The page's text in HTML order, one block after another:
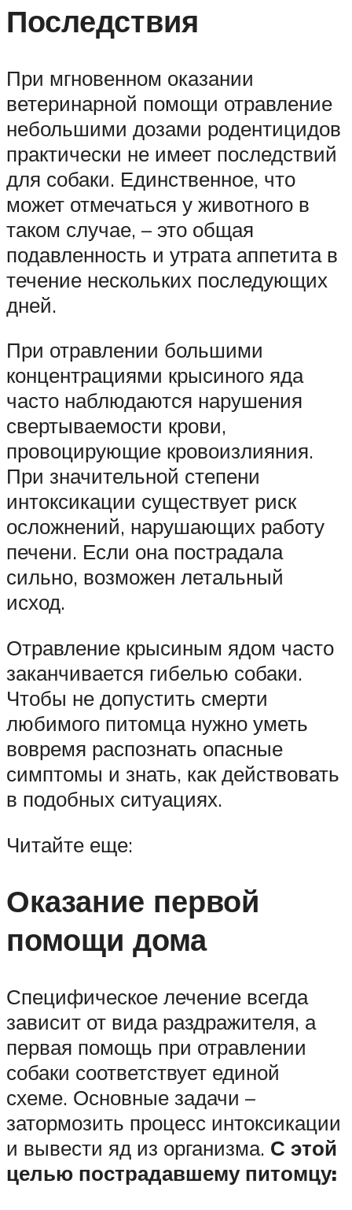
Последствия
При мгновенном оказании
ветеринарной помощи отравление
небольшими дозами родентицидов
практически не имеет последствий
для собаки. Единственное, что
может отмечаться у животного в
таком случае, – это общая
подавленность и утрата аппетита в
течение нескольких последующих
дней.
При отравлении большими
концентрациями крысиного яда
часто наблюдаются нарушения
свертываемости крови,
провоцирующие кровоизлияния.
При значительной степени
интоксикации существует риск
осложнений, нарушающих работу
печени. Если она пострадала
сильно, возможен летальный
исход.
Отравление крысиным ядом часто
заканчивается гибелью собаки.
Чтобы не допустить смерти
любимого питомца нужно уметь
вовремя распознать опасные
симптомы и знать, как действовать
в подобных ситуациях.
Читайте еще:
Оказание первой
помощи дома
Специфическое лечение всегда
зависит от вида раздражителя, а
первая помощь при отравлении
собаки соответствует единой
схеме. Основные задачи –
затормозить процесс интоксикации
и вывести яд из организма. С этой
целью пострадавшему питомцу: